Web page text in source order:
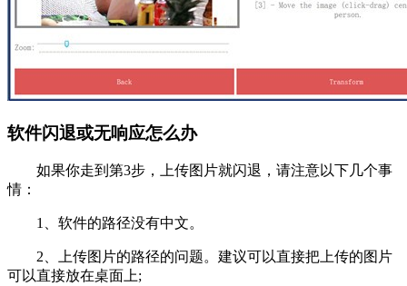
软件闪退或无响应怎么办
如果你走到第3步，上传图片就闪退，请注意以下几个事
情：
1、软件的路径没有中文。
2、上传图片的路径的问题。建议可以直接把上传的图片
可以直接放在桌面上;